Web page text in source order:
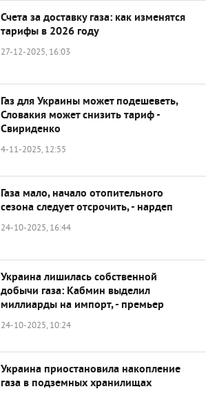
Счета за доставку газа: как изменятся
тарифы в 2026 году
27-12-2025, 16:03
Газ для Украины может подешеветь,
Словакия может снизить тариф -
Свириденко
4-11-2025, 12:55
Газа мало, начало отопительного
сезона следует отсрочить, - нардеп
24-10-2025, 16:44
Украина лишилась собственной
добычи газа: Кабмин выделил
миллиарды на импорт, - премьер
24-10-2025, 10:24
Украина приостановила накопление
газа в подземных хранилищах